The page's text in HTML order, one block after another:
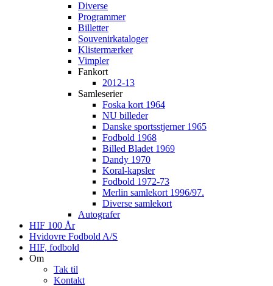
Diverse
Programmer
Billetter
Souvenirkataloger
Klistermærker
Vimpler
Fankort
2012-13
Samleserier
Foska kort 1964
NU billeder
Danske sportsstjerner 1965
Fodbold 1968
Billed Bladet 1969
Dandy 1970
Koral-kapsler
Fodbold 1972-73
Merlin samlekort 1996/97.
Diverse samlekort
Autografer
HIF 100 År
Hvidovre Fodbold A/S
HIF, fodbold
Om
Tak til
Kontakt